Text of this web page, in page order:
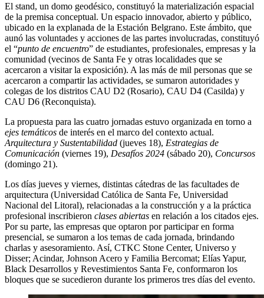
El stand, un domo geodésico, constituyó la materialización espacial
de la premisa conceptual. Un espacio innovador, abierto y público,
ubicado en la explanada de la Estación Belgrano. Este ámbito, que
aunó las voluntades y acciones de las partes involucradas, constituyó
el “punto de encuentro” de estudiantes, profesionales, empresas y la
comunidad (vecinos de Santa Fe y otras localidades que se
acercaron a visitar la exposición). A las más de mil personas que se
acercaron a compartir las actividades, se sumaron autoridades y
colegas de los distritos CAU D2 (Rosario), CAU D4 (Casilda) y
CAU D6 (Reconquista).
La propuesta para las cuatro jornadas estuvo organizada en torno a
ejes temáticos de interés en el marco del contexto actual.
Arquitectura y Sustentabilidad (jueves 18), Estrategias de
Comunicación (viernes 19), Desafíos 2024 (sábado 20), Concursos
(domingo 21).
Los días jueves y viernes, distintas cátedras de las facultades de
arquitectura (Universidad Católica de Santa Fe, Universidad
Nacional del Litoral), relacionadas a la construcción y a la práctica
profesional inscribieron clases abiertas en relación a los citados ejes.
Por su parte, las empresas que optaron por participar en forma
presencial, se sumaron a los temas de cada jornada, brindando
charlas y asesoramiento. Así, CTKC Stone Center, Universo y
Disser; Acindar, Johnson Acero y Familia Bercomat; Elías Yapur,
Black Desarrollos y Revestimientos Santa Fe, conformaron los
bloques que se sucedieron durante los primeros tres días del evento.